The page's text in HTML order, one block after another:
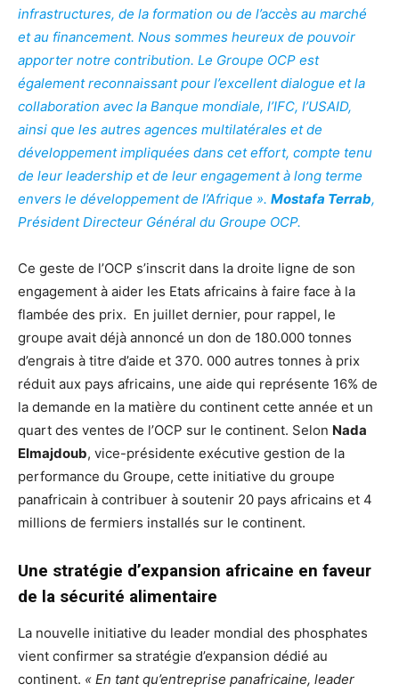
infrastructures, de la formation ou de l’accès au marché
et au financement. Nous sommes heureux de pouvoir
apporter notre contribution. Le Groupe OCP est
également reconnaissant pour l’excellent dialogue et la
collaboration avec la Banque mondiale, l’IFC, l’USAID,
ainsi que les autres agences multilatérales et de
développement impliquées dans cet effort, compte tenu
de leur leadership et de leur engagement à long terme
envers le développement de l’Afrique ». Mostafa Terrab,
Président Directeur Général du Groupe OCP.
Ce geste de l’OCP s’inscrit dans la droite ligne de son
engagement à aider les Etats africains à faire face à la
flambée des prix. En juillet dernier, pour rappel, le
groupe avait déjà annoncé un don de 180.000 tonnes
d’engrais à titre d’aide et 370. 000 autres tonnes à prix
réduit aux pays africains, une aide qui représente 16% de
la demande en la matière du continent cette année et un
quart des ventes de l’OCP sur le continent. Selon Nada
Elmajdoub, vice-présidente exécutive gestion de la
performance du Groupe, cette initiative du groupe
panafricain à contribuer à soutenir 20 pays africains et 4
millions de fermiers installés sur le continent.
Une stratégie d’expansion africaine en faveur
de la sécurité alimentaire
La nouvelle initiative du leader mondial des phosphates
vient confirmer sa stratégie d’expansion dédié au
continent. « En tant qu’entreprise panafricaine, leader